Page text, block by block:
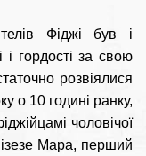
Фіджі був і
гордості за свою
розвіялися
о 10 годині ранку,
чоловічої
Мара, перший